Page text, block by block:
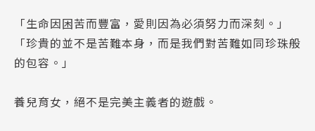
「生命因困苦而豐富，愛則因為必須努力而深刻。」
「珍貴的並不是苦難本身，而是我們對苦難如同珍珠般
的包容。」
養兒育女，絕不是完美主義者的遊戲。